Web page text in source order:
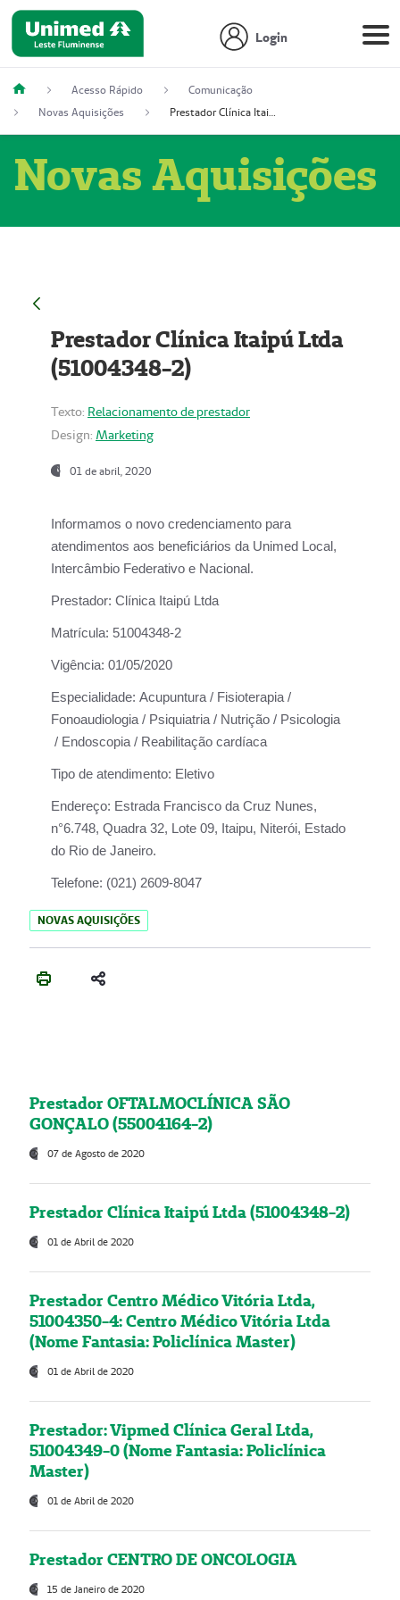
Login
Acesso Rápido
Comunicação
Novas Aquisições
Prestador Clínica Itaipú Ltda (51004348-2)
Novas Aquisições
Prestador Clínica Itaipú Ltda
(51004348-2)
Texto: Relacionamento de prestador
Design: Marketing
01 de abril, 2020
Informamos o novo credenciamento para
atendimentos aos beneficiários da Unimed Local,
Intercâmbio Federativo e Nacional.
Prestador: Clínica Itaipú Ltda
Matrícula: 51004348-2
Vigência: 01/05/2020
Especialidade: Acupuntura / Fisioterapia /
Fonoaudiologia / Psiquiatria / Nutrição / Psicologia
/ Endoscopia / Reabilitação cardíaca
Tipo de atendimento: Eletivo
Endereço: Estrada Francisco da Cruz Nunes,
n°6.748, Quadra 32, Lote 09, Itaipu, Niterói, Estado
do Rio de Janeiro.
Telefone: (021) 2609-8047
NOVAS AQUISIÇÕES
Prestador OFTALMOCLÍNICA SÃO
GONÇALO (55004164-2)
07 de Agosto de 2020
Prestador Clínica Itaipú Ltda (51004348-2)
01 de Abril de 2020
Prestador Centro Médico Vitória Ltda,
51004350-4: Centro Médico Vitória Ltda
(Nome Fantasia: Policlínica Master)
01 de Abril de 2020
Prestador: Vipmed Clínica Geral Ltda,
51004349-0 (Nome Fantasia: Policlínica
Master)
01 de Abril de 2020
Prestador CENTRO DE ONCOLOGIA
15 de Janeiro de 2020